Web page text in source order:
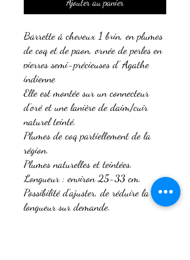
Barrette à cheveux 1 brin, en plumes
de coq et de paon, ornée de perles en
pierres semi-précieuses d' Agathe
indienne
Elle est montée sur un connecteur
d'oré et une lanière de daim/cuir
naturel teinté.
Plumes de coq partiellement de la
région.
Plumes naturelles et teintées.
Longueur : environ 25-33 cm.
Possibilité d'ajuster, de réduire la
longueur sur demande.